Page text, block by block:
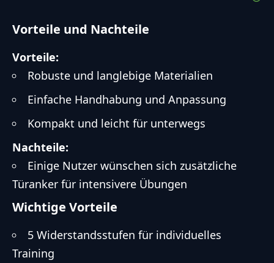
Vorteile und Nachteile
Vorteile:
Robuste und langlebige Materialien
Einfache Handhabung und Anpassung
Kompakt und leicht für unterwegs
Nachteile:
Einige Nutzer wünschen sich zusätzliche
Türanker für intensivere Übungen
Wichtige Vorteile
5 Widerstandsstufen für individuelles
Training